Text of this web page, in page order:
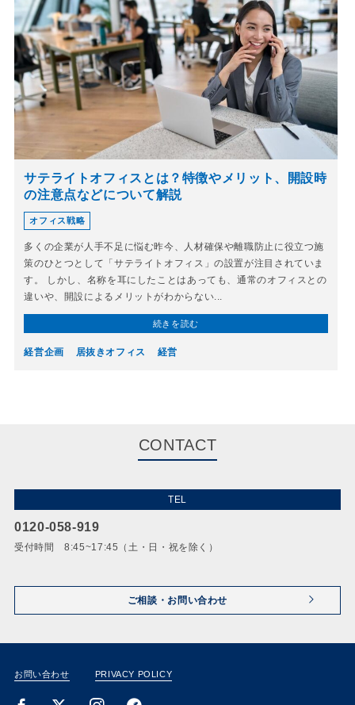
サテライトオフィスとは？特徴やメリット、開設時
の注意点などについて解説
オフィス戦略
多くの企業が人手不足に悩む昨今、人材確保や離職防止に役立つ施
策のひとつとして「サテライトオフィス」の設置が注目されていま
す。 しかし、名称を耳にしたことはあっても、通常のオフィスとの
違いや、開設によるメリットがわからない...
続きを読む
経営企画 居抜きオフィス 経営
CONTACT
TEL
0120-058-919
受付時間 8:45~17:45（土・日・祝を除く）
ご相談・お問い合わせ
お問い合わせ PRIVACY POLICY